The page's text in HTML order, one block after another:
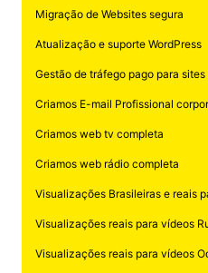
Migração de Websites segura
Atualização e suporte WordPress
Gestão de tráfego pago para sites
Criamos E-mail Profissional
Criamos web tv completa
Criamos web rádio completa
Visualizações Brasileiras e reais
Visualizações reais para vídeos
Visualizações reais para vídeos